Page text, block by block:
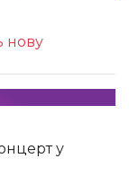
нову
у